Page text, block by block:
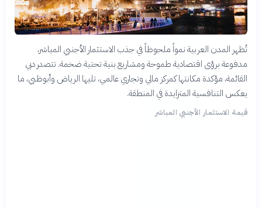
تُظهر المدن العربية نمواً ملحوظاً في جذب الاستثمار الأجنبي المباشر،
مدفوعة برؤى اقتصادية طموحة ومشاريع بنية تحتية ضخمة. تتصدر دبي
القائمة، مؤكدة مكانتها كمركز مالي وتجاري عالمي، تليها الرياض وأبوظبي، ما
يعكس التنافسية المتزايدة في المنطقة.
قيمة الاستثمار الأجنبي المباشر